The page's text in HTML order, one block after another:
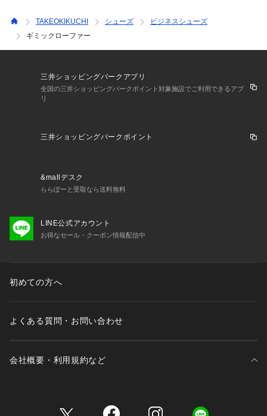
時代を超えて支持されるトラディショナルなアイテムをベース
に、アソビ心とストリートの自由な発想を取り入れ、日本独自
のミックススタイルを提案します。
【気になる商品はお気に入り登録をおススメ】
▼商品のお気に入り登録
完売しているカラーの再入荷通知や、ラスト1点、セールの通
新商品や再入荷など、いち早くブランドの情報を受け取ること
※照明の関係により、実際よりも色味が違って見える場合があ
TAKEOKIKUCHI シューズ
ビジネスシューズ
ギミックローファー
三井ショッピングパークアプリ
全国の三井ショッピングパークポイント対象施設でご利用できるアプ
リ
三井ショッピングパークポイント
&mallデスク
ららぽーと受取なら送料無料
LINE公式アカウント
お得なセール・クーポン情報配信中
初めての方へ
よくある質問・お問い合わせ
会社概要・利用規約など